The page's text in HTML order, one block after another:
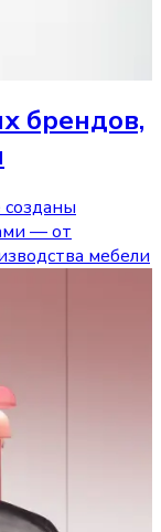
брендов,
— от
мебели